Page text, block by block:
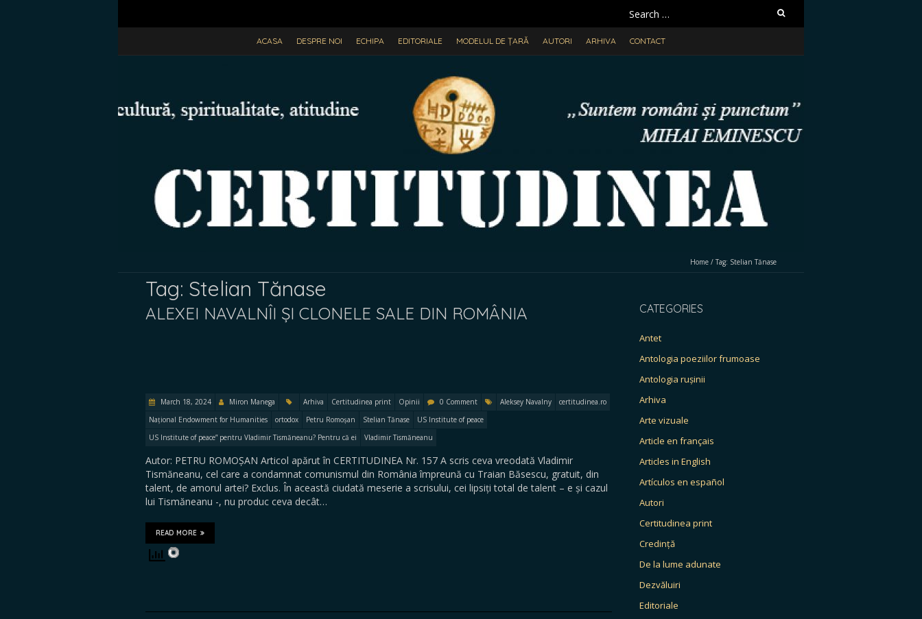
Search
for:
ACASA DESPRE NOI ECHIPA EDITORIALE MODELUL DE ȚARĂ AUTORI ARHIVA CONTACT
Home / Tag: Stelian Tănase
Tag: Stelian Tănase
ALEXEI NAVALNÎI ȘI CLONELE SALE DIN ROMÂNIA
March 18, 2024 Miron Manega Arhiva Certitudinea print Opinii 0 Comment Aleksey Navalny
certitudinea.ro
Național Endowment for Humanities
ortodox Petru Romoșan Stelian Tănase
US Institute of peace
US Institute of peace” pentru Vladimir Tismăneanu? Pentru că ei
Vladimir Tismăneanu
Autor: PETRU ROMOȘAN Articol apărut în CERTITUDINEA Nr. 157 A scris ceva vreodată Vladimir
Tismăneanu, cel care a condamnat comunismul din România împreună cu Traian Băsescu, gratuit, din
talent, de amorul artei? Exclus. În această ciudată meserie a scrisului, cei lipsiți total de talent – e și cazul
lui Tismăneanu -, nu produc ceva decât…
READ MORE
CATEGORIES
Antet
Antologia poeziilor frumoase
Antologia rușinii
Arhiva
Arte vizuale
Article en français
Articles in English
Artículos en español
Autori
Certitudinea print
Credință
De la lume adunate
Dezvăluiri
Editoriale